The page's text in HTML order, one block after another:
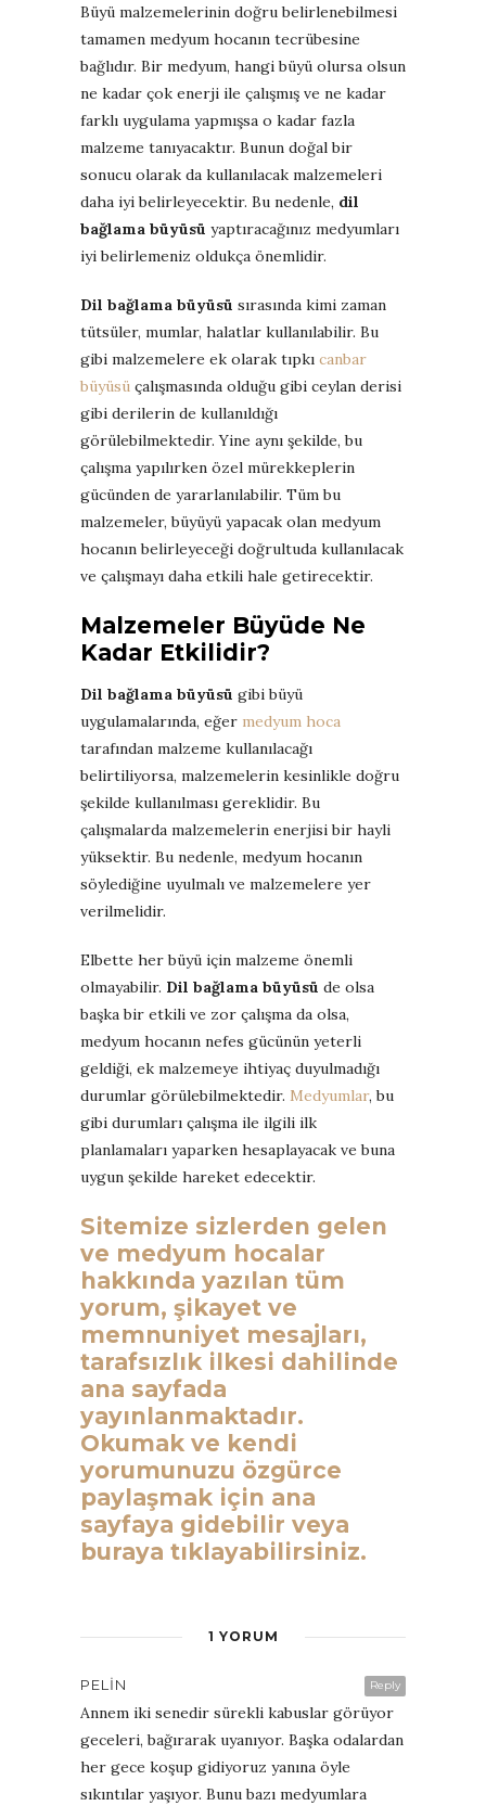
Büyü malzemelerinin doğru belirlenebilmesi
tamamen medyum hocanın tecrübesine
bağlıdır. Bir medyum, hangi büyü olursa olsun
ne kadar çok enerji ile çalışmış ve ne kadar
farklı uygulama yapmışsa o kadar fazla
malzeme tanıyacaktır. Bunun doğal bir
sonucu olarak da kullanılacak malzemeleri
daha iyi belirleyecektir. Bu nedenle, dil
bağlama büyüsü yaptıracağınız medyumları
iyi belirlemeniz oldukça önemlidir.
Dil bağlama büyüsü sırasında kimi zaman
tütsüler, mumlar, halatlar kullanılabilir. Bu
gibi malzemelere ek olarak tıpkı canbar
büyüsü çalışmasında olduğu gibi ceylan derisi
gibi derilerin de kullanıldığı
görülebilmektedir. Yine aynı şekilde, bu
çalışma yapılırken özel mürekkeplerin
gücünden de yararlanılabilir. Tüm bu
malzemeler, büyüyü yapacak olan medyum
hocanın belirleyeceği doğrultuda kullanılacak
ve çalışmayı daha etkili hale getirecektir.
Malzemeler Büyüde Ne
Kadar Etkilidir?
Dil bağlama büyüsü gibi büyü
uygulamalarında, eğer medyum hoca
tarafından malzeme kullanılacağı
belirtiliyorsa, malzemelerin kesinlikle doğru
şekilde kullanılması gereklidir. Bu
çalışmalarda malzemelerin enerjisi bir hayli
yüksektir. Bu nedenle, medyum hocanın
söylediğine uyulmalı ve malzemelere yer
verilmelidir.
Elbette her büyü için malzeme önemli
olmayabilir. Dil bağlama büyüsü de olsa
başka bir etkili ve zor çalışma da olsa,
medyum hocanın nefes gücünün yeterli
geldiği, ek malzemeye ihtiyaç duyulmadığı
durumlar görülebilmektedir. Medyumlar, bu
gibi durumları çalışma ile ilgili ilk
planlamaları yaparken hesaplayacak ve buna
uygun şekilde hareket edecektir.
Sitemize sizlerden gelen
ve medyum hocalar
hakkında yazılan tüm
yorum, şikayet ve
memnuniyet mesajları,
tarafsızlık ilkesi dahilinde
ana sayfada
yayınlanmaktadır.
Okumak ve kendi
yorumunuzu özgürce
paylaşmak için ana
sayfaya gidebilir veya
buraya tıklayabilirsiniz.
1 YORUM
Reply
PELIN
Annem iki senedir sürekli kabuslar görüyor
geceleri, bağırarak uyanıyor. Başka odalardan
her gece koşup gidiyoruz yanına öyle
sıkıntılar yaşıyor. Bunu bazı medyumlara